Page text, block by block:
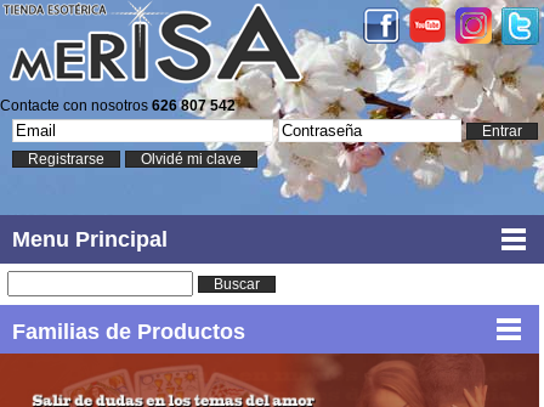
Contacte con nosotros 626 807 542
Entrar
Registrarse
Olvidé mi clave
Menu Principal
Buscar
Familias de Productos